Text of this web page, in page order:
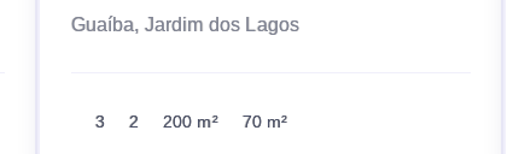
Guaíba, Jardim dos Lagos
3 2 200 m² 70 m²